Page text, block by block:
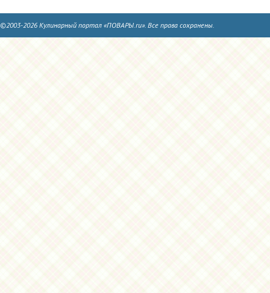
©2003-2026 Кулинарный портал «ПОВАРЫ.ru». Все права сохранены.